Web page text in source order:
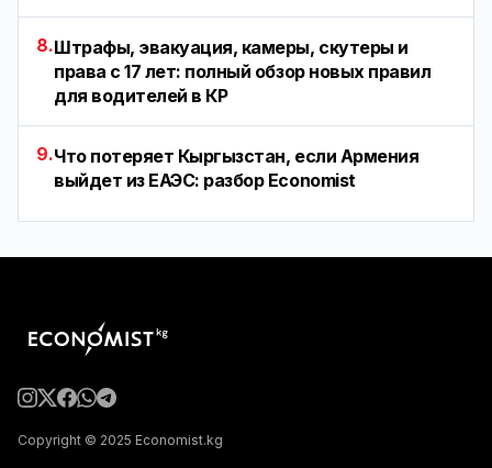
8.Штрафы, эвакуация, камеры, скутеры и
права с 17 лет: полный обзор новых правил
для водителей в КР
9.Что потеряет Кыргызстан, если Армения
выйдет из ЕАЭС: разбор Economist
Copyright © 2025 Economist.kg